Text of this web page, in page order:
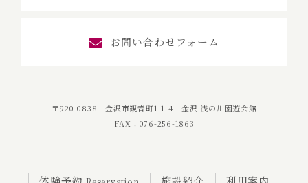
お問い合わせフォーム
〒920-0838 金沢市観音町1-1-4 金沢 浅の川園遊会館
FAX：076-256-1863